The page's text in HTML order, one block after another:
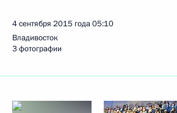
4 сентября 2015 года05:10
Владивосток
3 фотографии